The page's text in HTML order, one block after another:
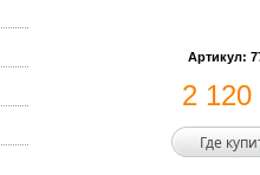
Артикул:
2 120
Где